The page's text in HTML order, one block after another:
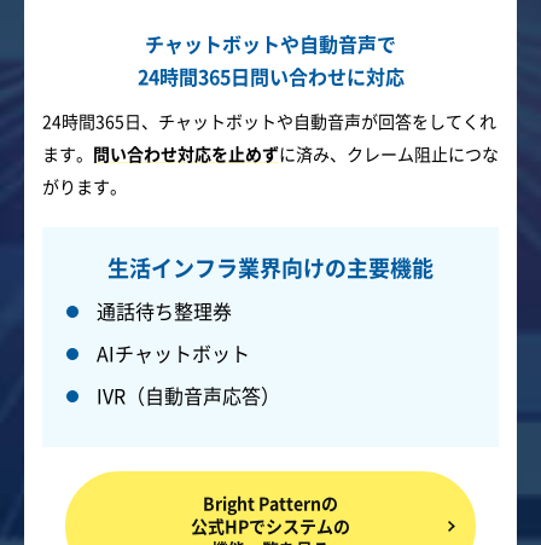
チャットボットや自動音声で
24時間365日問い合わせに対応
24時間365日、チャットボットや自動音声が回答をしてくれ
ます。 問い合わせ対応を止めずに済み、クレーム阻止につな
がります。
生活インフラ業界向けの主要機能
通話待ち整理券
AIチャットボット
IVR（自動音声応答）
Bright Patternの
公式HPでシステムの